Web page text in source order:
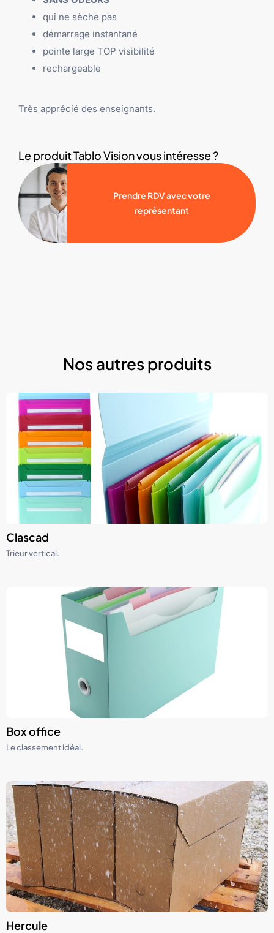
qui ne sèche pas
démarrage instantané
pointe large TOP visibilité
rechargeable
Très apprécié des enseignants.
Le produit Tablo Vision vous intéresse ?
Prendre RDV avec votre
représentant
Nos autres produits
Clascad
Trieur vertical.
Box office
Le classement idéal.
Hercule